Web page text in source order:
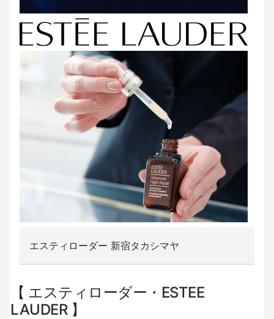
エスティローダー 新宿タカシマヤ
エスティローダー・ESTEE
LAUDER